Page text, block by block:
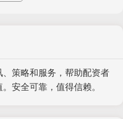
策略和服务，帮助配资者
安全可靠，值得信赖。